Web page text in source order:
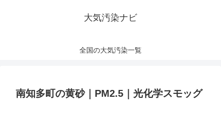
大気汚染ナビ
全国の大気汚染一覧
南知多町の黄砂｜PM2.5｜光化学スモッグ